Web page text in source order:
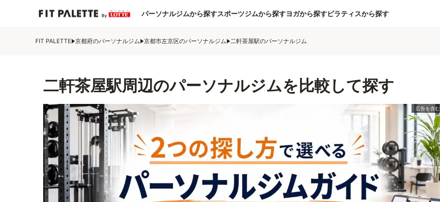
パーソナルジムから探すスポーツジムから探すヨガから探すピラティスから探す
FIT PALETTE 京都府のパーソナルジム 京都市左京区のパーソナルジム 二軒茶屋駅のパーソナルジム
二軒茶屋駅周辺のパーソナルジムを比較して探す